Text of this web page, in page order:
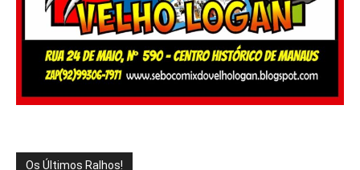
Os Últimos Ralhos!